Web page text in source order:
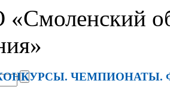
ЧЕМПИОНАТЫ.